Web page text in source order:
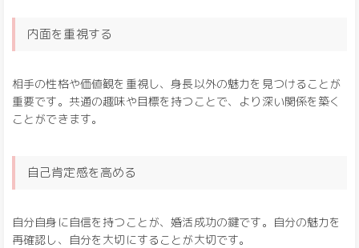
内面を重視する
相手の性格や価値観を重視し、身長以外の魅力を見つけることが
重要です。共通の趣味や目標を持つことで、より深い関係を築く
ことができます。
自己肯定感を高める
自分自身に自信を持つことが、婚活成功の鍵です。自分の魅力を
再確認し、自分を大切にすることが大切です。